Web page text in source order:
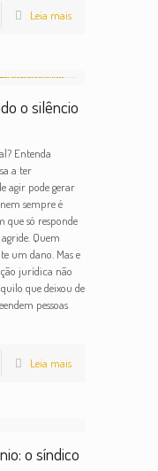
Leia mais
o silêncio
Entenda
a ter
agir pode gerar
sempre é
só responde
Quem
um dano. Mas e
jurídica não
que deixou de
pessoas
Leia mais
o síndico